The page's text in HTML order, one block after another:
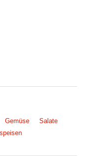
Gemüse
Salate